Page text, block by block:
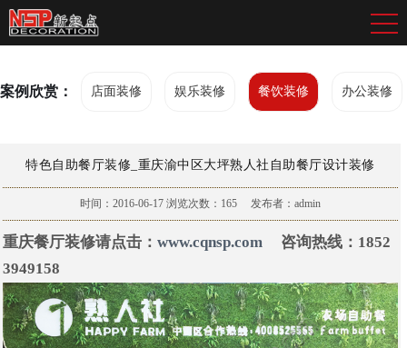
案例欣赏： 店面装修 娱乐装修 餐饮装修 办公装修
特色自助餐厅装修_重庆渝中区大坪熟人社自助餐厅设计装修
时间：2016-06-17浏览次数： 165 发布者：admin
重庆餐厅装修请点击： www.cqnsp.com
咨询热线：1852
3949158